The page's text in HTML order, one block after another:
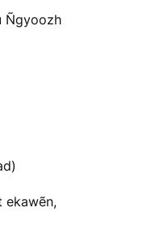
Ñgyoozh
ekawẽn,